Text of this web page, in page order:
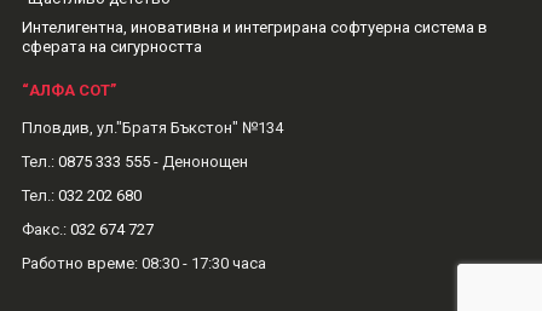
Интелигентна, иновативна и интегрирана софтуерна система в
сферата на сигурността
“АЛФА СОТ”
Пловдив, ул."Братя Бъкстон" №134
Тел.: 0875 333 555- Денонощен
Тел.: 032 202 680
Факс.: 032 674 727
Рабoтно време: 08:30 - 17:30 часа